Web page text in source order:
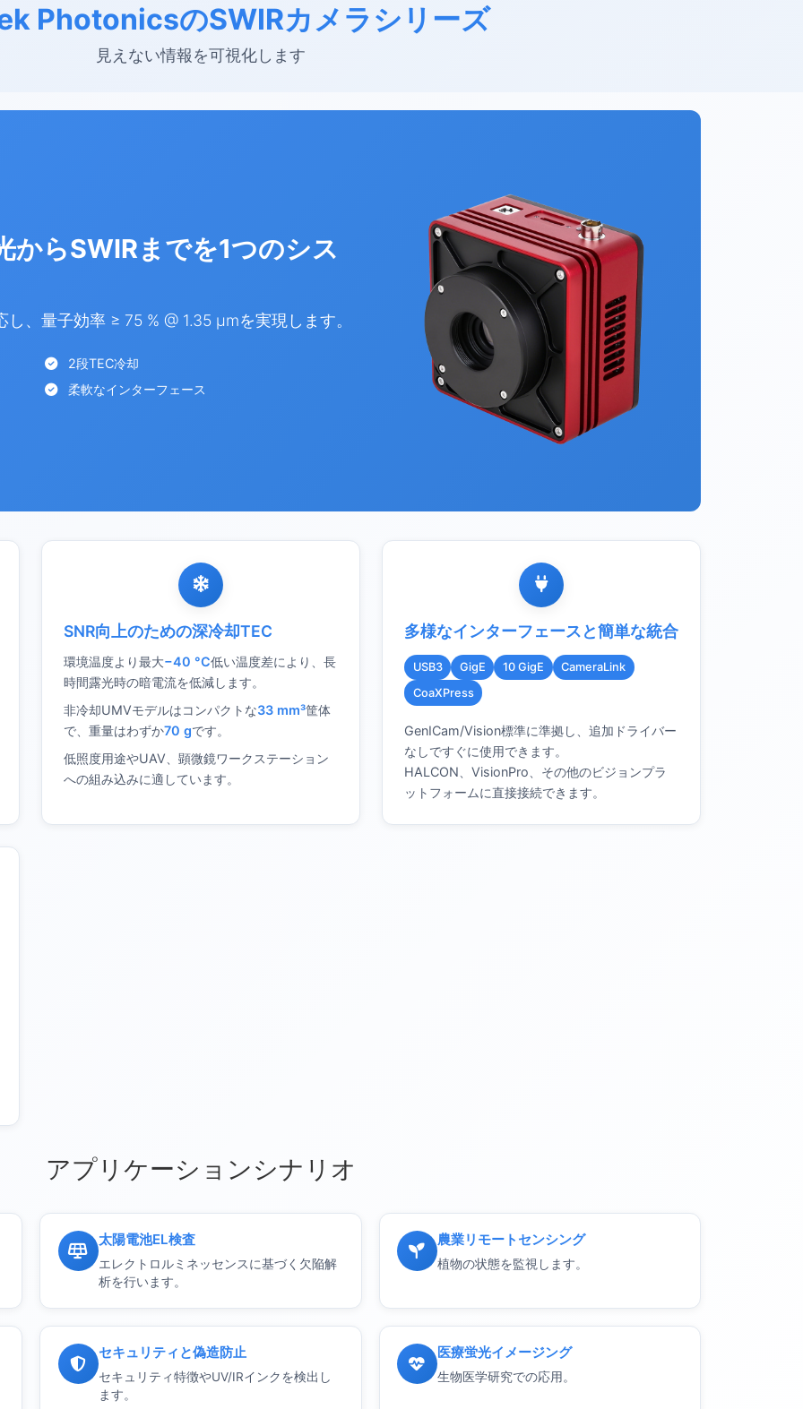
PhotonicsのSWIRカメラシリーズ
見えない情報を可視化します
からSWIRまでを1つのシス
、量子効率 ≥ 75 % @ 1.35 µmを実現します。
2段TEC冷却
柔軟なインターフェース
SNR向上のための深冷却TEC
環境温度より最大−40 °C低い温度差により、長
時間露光時の暗電流を低減します。
非冷却UMVモデルはコンパクトな33 mm³筐体
で、重量はわずか70 gです。
低照度用途やUAV、顕微鏡ワークステーション
への組み込みに適しています。
多様なインターフェースと簡単な統合
USB3 GigE 10 GigE
CameraLink
CoaXPress
GenICam/Vision標準に準拠し、追加ドライバー
なしですぐに使用できます。
HALCON、VisionPro、その他のビジョンプラ
ットフォームに直接接続できます。
アプリケーションシナリオ
太陽電池EL検査
エレクトロルミネッセンスに基づく欠陥解
析を行います。
農業リモートセンシング
植物の状態を監視します。
セキュリティと偽造防止
セキュリティ特徴やUV/IRインクを検出し
ます。
医療蛍光イメージング
生物医学研究での応用。